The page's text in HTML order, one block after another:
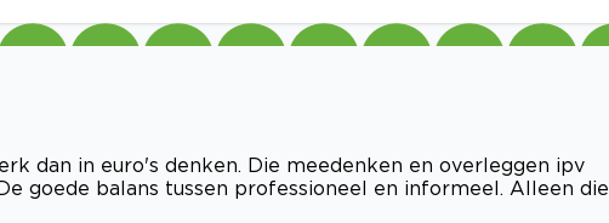
dan in euro's denken. Die meedenken en overleggen ipv
goede balans tussen professioneel en informeel. Alleen die